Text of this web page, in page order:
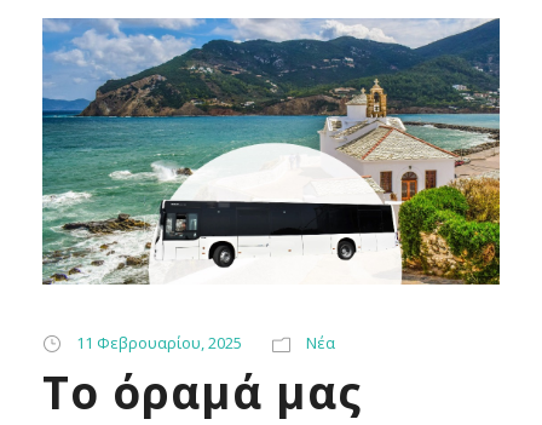
11 Φεβρουαρίου, 2025 Νέα
Το όραμά μας